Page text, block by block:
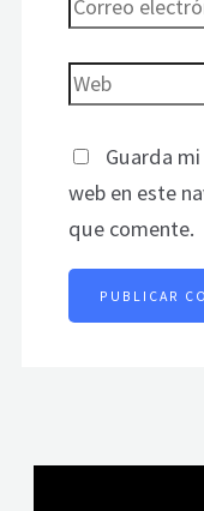
Guarda
web en este
que comente.